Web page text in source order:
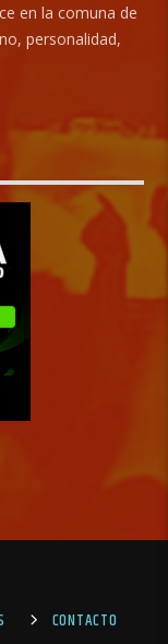
en la comuna de
personalidad,
CONTACTO